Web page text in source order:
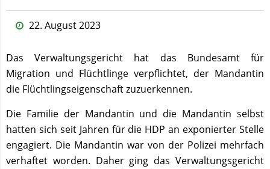
22. August 2023
Das Verwaltungsgericht hat das Bundesamt für
Migration und Flüchtlinge verpflichtet, der Mandantin
die Flüchtlingseigenschaft zuzuerkennen.
Die Familie der Mandantin und die Mandantin selbst
hatten sich seit Jahren für die HDP an exponierter Stelle
engagiert. Die Mandantin war von der Polizei mehrfach
verhaftet worden. Daher ging das Verwaltungsgericht